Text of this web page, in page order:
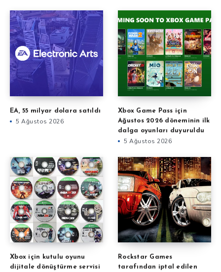
EA, 55 milyar dolara satıldı
5 Ağustos 2026
Xbox Game Pass için
Ağustos 2026 döneminin ilk
dalga oyunları duyuruldu
5 Ağustos 2026
Xbox için kutulu oyunu
dijitale dönüştürme servisi
Rockstar Games
tarafından iptal edilen